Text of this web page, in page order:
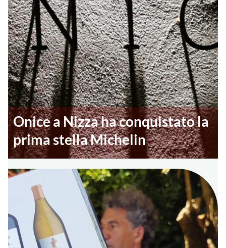
Onice a Nizza ha conquistato la
prima stella Michelin